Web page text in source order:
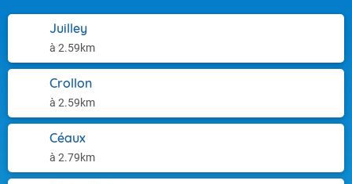
Juilley
à 2.59km
Crollon
à 2.59km
Céaux
à 2.79km